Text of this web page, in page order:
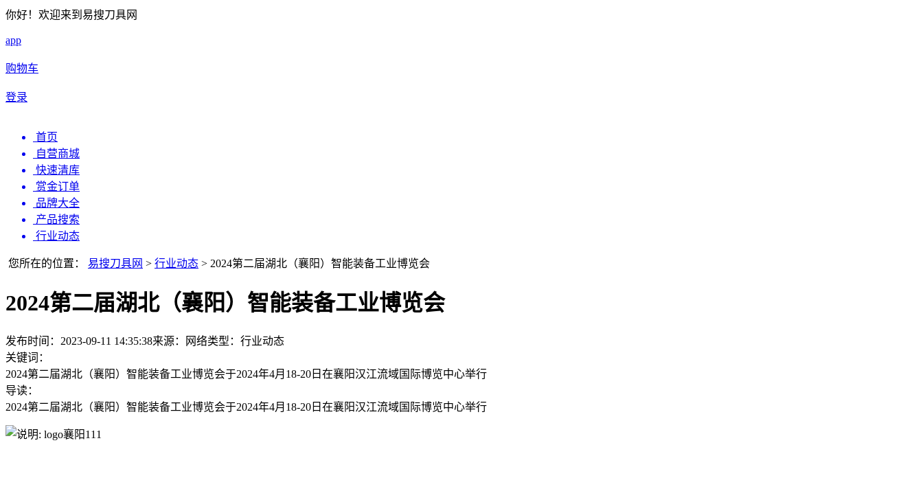
你好！欢迎来到易搜刀具网
app
购物车
登录
首页
自营商城
快速清库
赏金订单
品牌大全
产品搜索
行业动态
您所在的位置： 易搜刀具网 > 行业动态 > 2024第二届湖北（襄阳）智能装备工业博览会
2024第二届湖北（襄阳）智能装备工业博览会
发布时间：2023-09-11 14:35:38来源：网络类型： 行业动态
关键词：
2024第二届湖北（襄阳）智能装备工业博览会于2024年4月18-20日在襄阳汉江流域国际博览中心举行
导读：
2024第二届湖北（襄阳）智能装备工业博览会于2024年4月18-20日在襄阳汉江流域国际博览中心举行